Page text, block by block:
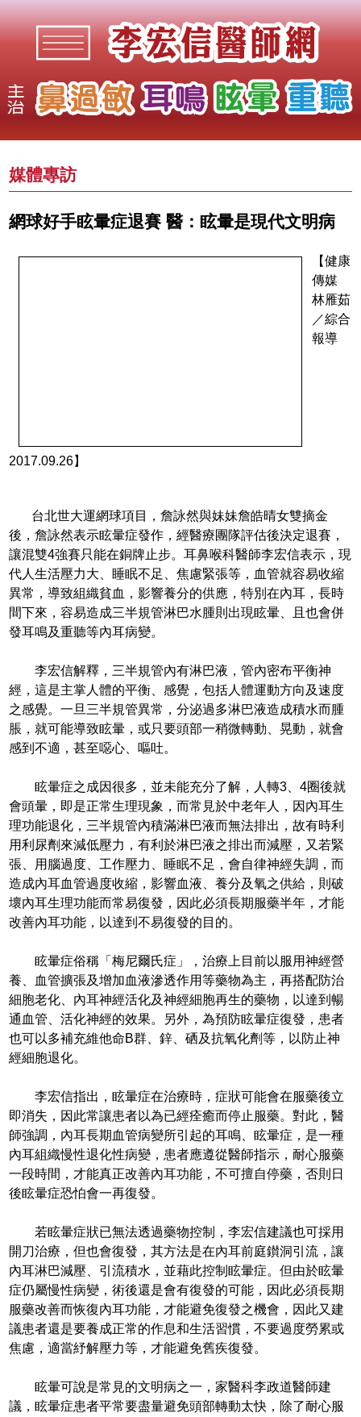
媒體專訪
網球好手眩暈症退賽 醫：眩暈是現代文明病
【健康
傳媒
林雁茹
／綜合
報導
2017.09.26】
台北世大運網球項目，詹詠然與妹妹詹皓晴女雙摘金
後，詹詠然表示眩暈症發作，經醫療團隊評估後決定退賽，
讓混雙4強賽只能在銅牌止步。耳鼻喉科醫師李宏信表示，現
代人生活壓力大、睡眠不足、焦慮緊張等，血管就容易收縮
異常，導致組織貧血，影響養分的供應，特別在內耳，長時
間下來，容易造成三半規管淋巴水腫則出現眩暈、且也會併
發耳鳴及重聽等內耳病變。
李宏信解釋，三半規管內有淋巴液，管內密布平衡神
經，這是主掌人體的平衡、感覺，包括人體運動方向及速度
之感覺。一旦三半規管異常，分泌過多淋巴液造成積水而腫
脹，就可能導致眩暈，或只要頭部一稍微轉動、晃動，就會
感到不適，甚至噁心、嘔吐。
眩暈症之成因很多，並未能充分了解，人轉3、4圈後就
會頭暈，即是正常生理現象，而常見於中老年人，因內耳生
理功能退化，三半規管內積滿淋巴液而無法排出，故有時利
用利尿劑來減低壓力，有利於淋巴液之排出而減壓，又若緊
張、用腦過度、工作壓力、睡眠不足，會自律神經失調，而
造成內耳血管過度收縮，影響血液、養分及氧之供給，則破
壞內耳生理功能而常易復發，因此必須長期服藥半年，才能
改善內耳功能，以達到不易復發的目的。
眩暈症俗稱「梅尼爾氏症」，治療上目前以服用神經營
養、血管擴張及增加血液滲透作用等藥物為主，再搭配防治
細胞老化、內耳神經活化及神經細胞再生的藥物，以達到暢
通血管、活化神經的效果。另外，為預防眩暈症復發，患者
也可以多補充維他命B群、鋅、硒及抗氧化劑等，以防止神
經細胞退化。
李宏信指出，眩暈症在治療時，症狀可能會在服藥後立
即消失，因此常讓患者以為已經痊癒而停止服藥。對此，醫
師強調，內耳長期血管病變所引起的耳鳴、眩暈症，是一種
內耳組織慢性退化性病變，患者應遵從醫師指示，耐心服藥
一段時間，才能真正改善內耳功能，不可擅自停藥，否則日
後眩暈症恐怕會一再復發。
若眩暈症狀已無法透過藥物控制，李宏信建議也可採用
開刀治療，但也會復發，其方法是在內耳前庭鑚洞引流，讓
內耳淋巴減壓、引流積水，並藉此控制眩暈症。但由於眩暈
症仍屬慢性病變，術後還是會有復發的可能，因此必須長期
服藥改善而恢復內耳功能，才能避免復發之機會，因此又建
議患者還是要養成正常的作息和生活習慣，不要過度勞累或
焦慮，適當紓解壓力等，才能避免舊疾復發。
眩暈可說是常見的文明病之一，家醫科李政道醫師建
議，眩暈症患者平常要盡量避免頭部轉動太快，除了耐心服